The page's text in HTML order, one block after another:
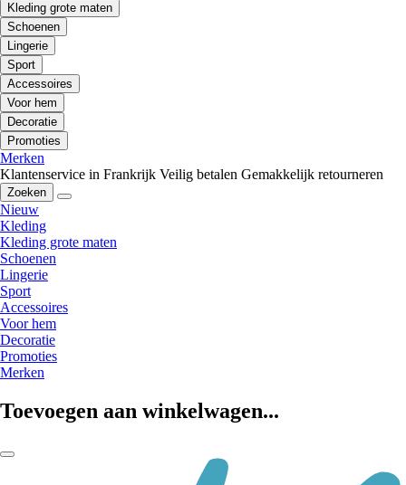
Kleding grote maten
Schoenen
Lingerie
Sport
Accessoires
Voor hem
Decoratie
Promoties
Merken
Klantenservice in Frankrijk Veilig betalen Gemakkelijk retourneren
Zoeken
Nieuw
Kleding
Kleding grote maten
Schoenen
Lingerie
Sport
Accessoires
Voor hem
Decoratie
Promoties
Merken
Toevoegen aan winkelwagen...